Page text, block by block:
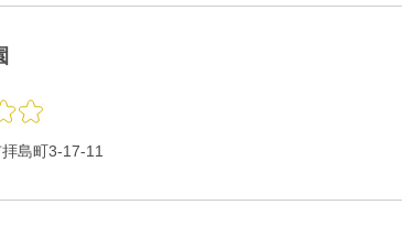
島町3-17-11